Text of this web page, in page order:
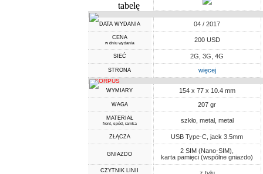
DATA WYDANIA 04 / 2017
CENA
w dniu wydania 200 USD
SIEĆ 2G, 3G, 4G
STRONA więcej
KORPUS
WYMIARY 154 x 77 x 10.4 mm
WAGA 207 gr
MATERIAŁ
front, spód, ramka szkło, metal, metal
ZŁĄCZA USB Type-C, jack 3.5mm
GNIAZDO
2 SIM (Nano-SIM),
karta pamięci (wspólne gniazdo)
CZYTNIK LINII